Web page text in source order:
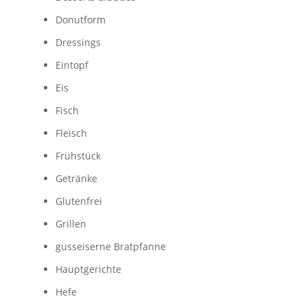
Donutform
Dressings
Eintopf
Eis
Fisch
Fleisch
Frühstück
Getränke
Glutenfrei
Grillen
gusseiserne Bratpfanne
Hauptgerichte
Hefe